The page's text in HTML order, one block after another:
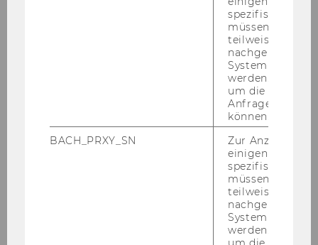
an Dritte übermittelt. Weitere Infos:spezifischen
müssen
teilweise von
nachgelagerten
System
werden.
um die Antwort
Anfrage
können.
BACH_PRXY_SN
Zur Anzeige von
einigen WU-
spezifischen
müssen
teilweise von
nachgelagerten
System
werden.